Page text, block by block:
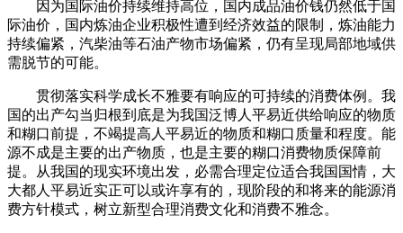
因为国际油价持续维持高位，国内成品油价钱仍然低于国
际油价，国内炼油企业积极性遭到经济效益的限制，炼油能力
持续偏紧，汽柴油等石油产物市场偏紧，仍有呈现局部地域供
需脱节的可能。
贯彻落实科学成长不雅要有响应的可持续的消费体例。我
国的出产勾当归根到底是为我国泛博人平易近供给响应的物质
和糊口前提，不竭提高人平易近的物质和糊口质量和程度。能
源不成是主要的出产物质，也是主要的糊口消费物质保障前
提。从我国的现实环境出发，必需合理定位适合我国国情，大
大都人平易近实正可以或许享有的，现阶段的和将来的能源消
费方针模式，树立新型合理消费文化和消费不雅念。